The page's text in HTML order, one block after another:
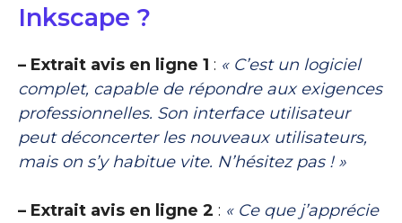
Inkscape ?
– Extrait avis en ligne 1 : « C’est un logiciel
complet, capable de répondre aux exigences
professionnelles. Son interface utilisateur
peut déconcerter les nouveaux utilisateurs,
mais on s’y habitue vite. N’hésitez pas ! »
– Extrait avis en ligne 2 : « Ce que j’apprécie